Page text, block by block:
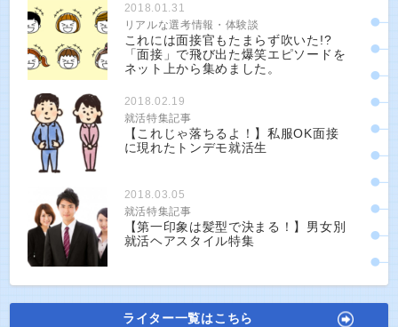
2018.01.31
リアルな選考情報・体験談
これには面接官もたまらず吹いた!?
「面接」で飛び出た爆笑エピソードを
ネット上から集めました。
2018.02.19
就活特集記事
【これじゃ落ちるよ！】私服OK面接
に現れたトンデモ就活生
2018.03.05
就活特集記事
【第一印象は髪型で決まる！】男女別
就活ヘアスタイル特集
ライター一覧はこちら